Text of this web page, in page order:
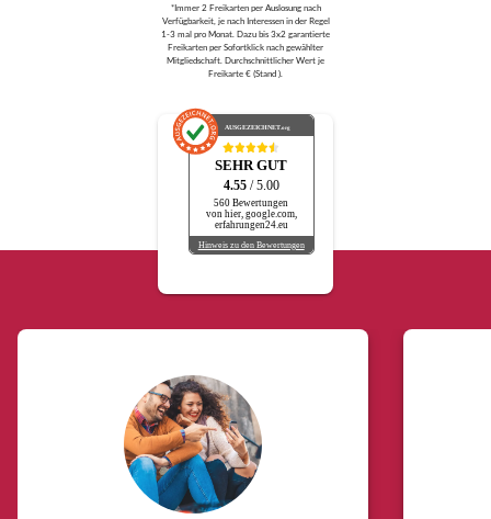
*Immer 2 Freikarten per Auslosung nach
Verfügbarkeit, je nach Interessen in der Regel
1-3 mal pro Monat. Dazu bis 3x2 garantierte
Freikarten per Sofortklick nach gewählter
Mitgliedschaft. Durchschnittlicher Wert je
Freikarte € (Stand ).
AUSGEZEICHNET.org
SEHR GUT
4.55 / 5.00
560 Bewertungen
von hier, google.com,
erfahrungen24.eu
Hinweis zu den Bewertungen